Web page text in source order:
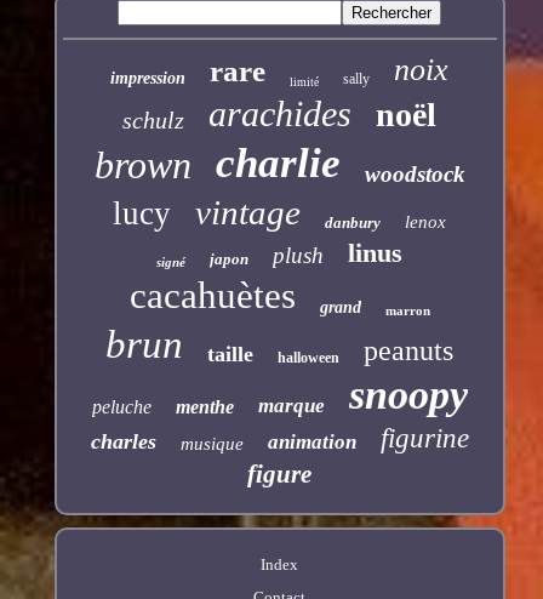
impression rare limité sally noix
schulz arachides noël
brown charlie woodstock
lucy vintage danbury lenox
signé japon plush linus
cacahuètes grand marron
brun taille halloween peanuts
peluche menthe marque snoopy
charles musique animation figurine
figure
Index